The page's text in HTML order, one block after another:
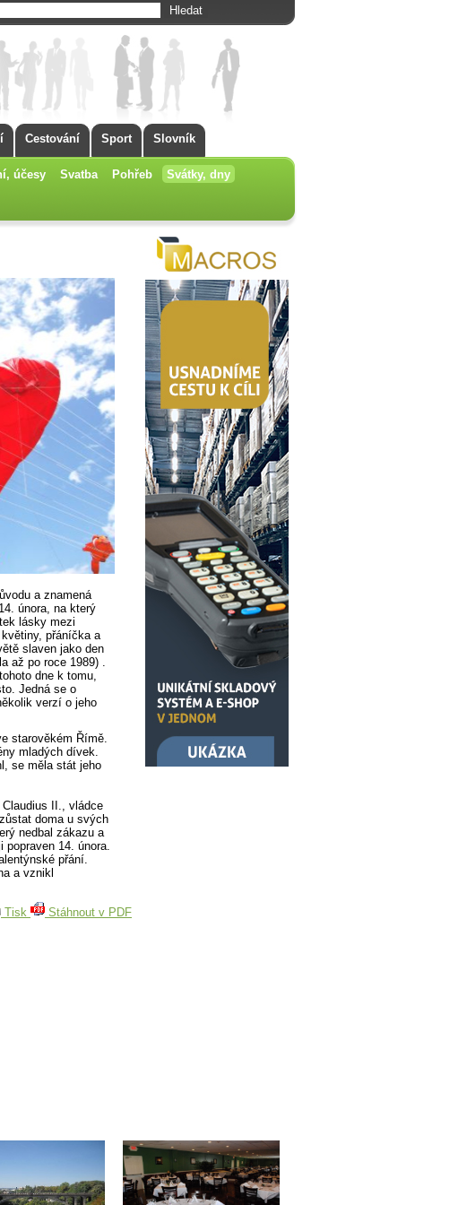
Cestování Sport Slovník
účesy Svatba Pohřeb
Svátky, dny
a znamená
února, na který
lásky mezi
přáníčka a
slaven jako den
až po roce 1989) .
dne k tomu,
Jedná se o
verzí o jeho
starověkém Římě.
mladých dívek.
se měla stát jeho
II., vládce
doma u svých
nedbal zákazu a
14. února.
přání.
a vznikl
Tisk Stáhnout v PDF